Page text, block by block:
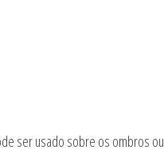
ser usado sobre os ombros ou